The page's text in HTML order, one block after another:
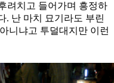
려치고 들어가며 흥정하
. 난 마치 묘기라도 부린
니냐고 투덜대지만 이런